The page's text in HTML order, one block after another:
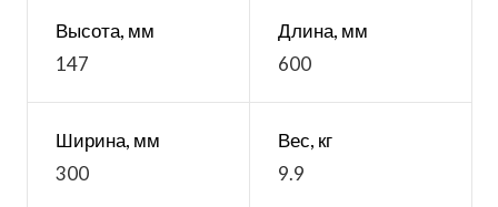
Высота, мм
147
Длина, мм
600
Ширина, мм
300
Вес, кг
9.9